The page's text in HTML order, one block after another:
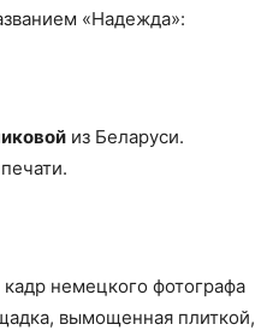
«Надежда»:
из Беларуси.
немецкого фотографа
вымощенная плиткой,